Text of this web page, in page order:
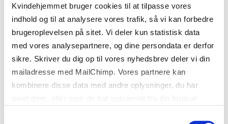
Kvindehjemmet bruger cookies til at tilpasse vores
indhold og til at analysere vores trafik, så vi kan forbedre
brugeroplevelsen på sitet. Vi deler kun statistisk data
med vores analysepartnere, og dine persondata er derfor
sikre. Skriver du dig op til vores nyhedsbrev deler vi din
mailadresse med MailChimp. Vores partnere kan
kombinere disse data med andre oplysninger, du har
blive inspireret. Med sig fra besøget tog ministeren
et klart budskab om at huske at indtænke børnenes
perspektiv og rettigheder.